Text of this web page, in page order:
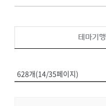
시청자 FLEX
테마기
628개(14/35페이지)